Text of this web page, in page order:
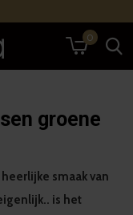
0
groene
smaak van
is het